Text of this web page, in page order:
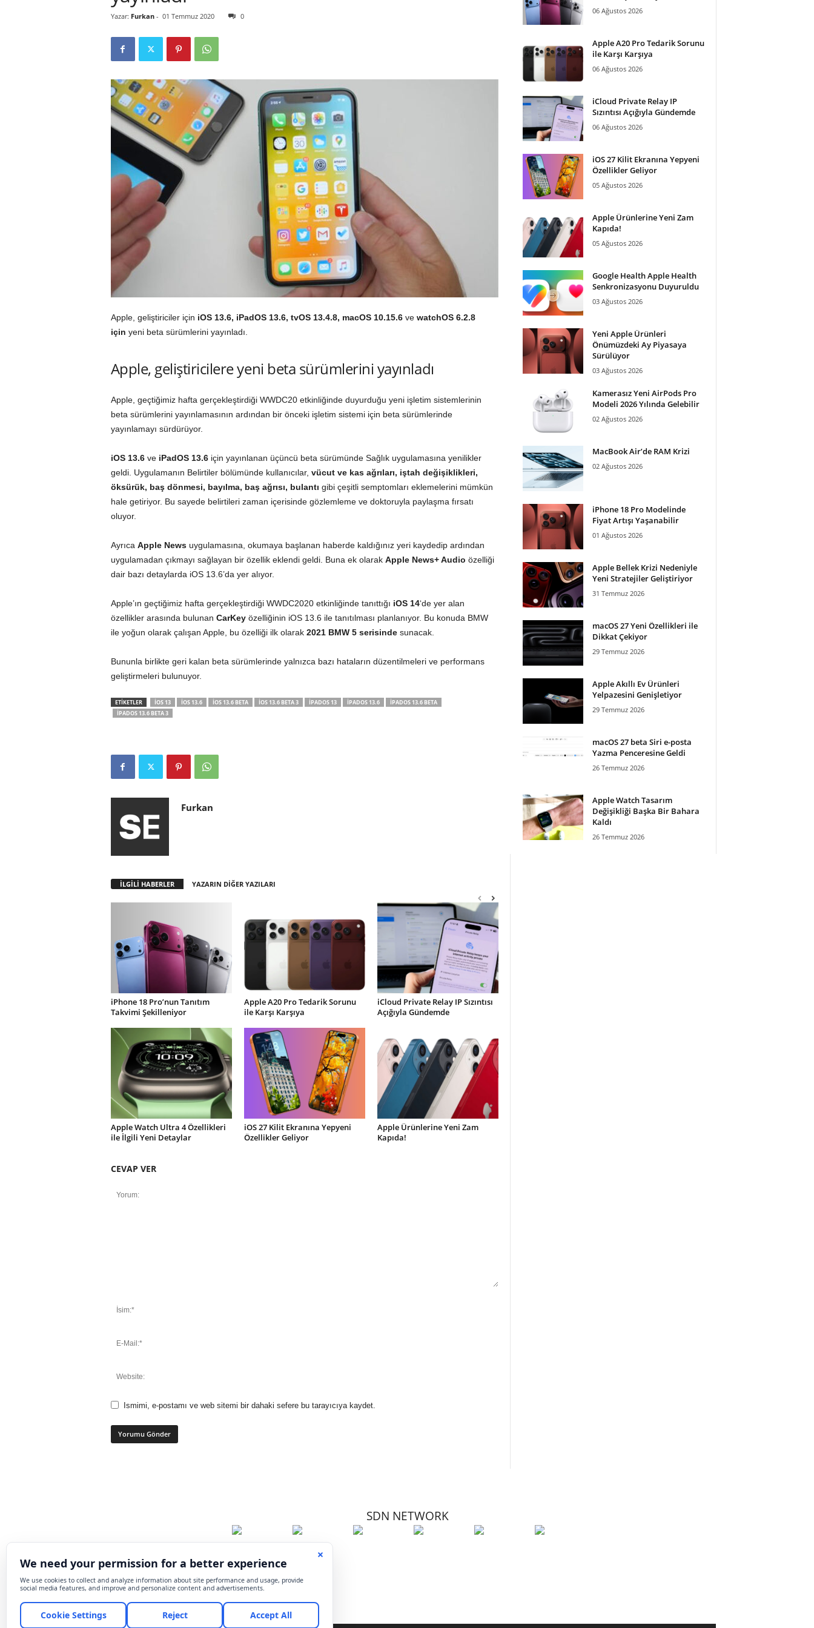
i
l
m
Yazar: Furkan- 01 Temmuz 2020 0
Apple, geliştiriciler için iOS 13.6, iPadOS 13.6, tvOS 13.4.8, macOS 10.15.6ve watchOS 6.2.8
için yeni beta sürümlerini yayınladı
Apple, geliştiricilere yeni beta sürümlerini yayınladı
Apple, geçtiğimiz hafta gerçekleştirdiği WWDC20 etkinliğinde duyurduğu yeni işletim sistemlerinin
beta sürümlerini yayınlamasının ardından bir önceki işletim sistemi için beta sürümlerinde
yayınlamayı sürdürüyor.
iOS 13.6ve iPadOS 13.6için yayınlanan üçüncü beta sürümünde Sağlık uygulamasına yenilikler
geldi. Uygulamanın Belirtiler bölümünde kullanıcılar, vücut ve kas ağrıları, iştah değişiklikleri,
öksürük, baş dönmesi, bayılma, baş ağrısı, bulantı gibi çeşitli semptomları eklemelerini mümkün
hale getiriyor. Bu sayede belirtileri zaman içerisinde gözlemleme ve doktoruyla paylaşma fırsatı
oluyor.
Ayrıca Apple Newsuygulamasına, okumaya başlanan haberde kaldığınız yeri kaydedip ardından
uygulamadan çıkmayı sağlayan bir özellik eklendi geldi. Buna ek olarak Apple News+ Audio özelliği
dair bazı detaylarda iOS 13.6’da yer alıyor.
Apple’ın geçtiğimiz hafta gerçekleştirdiği WWDC2020 etkinliğinde tanıttığı iOS 14‘de yer alan
özellikler arasında bulunan CarKeyözelliğinin iOS 13.6 ile tanıtılması planlanıyor. Bu konuda BMW
ile yoğun olarak çalışan Apple, bu özelliği ilk olarak 2021 BMW 5 serisindesunacak.
Bununla birlikte geri kalan beta sürümlerinde yalnızca bazı hataların düzentilmeleri ve performans
geliştirmeleri bulunuyor.
ETİKETLER IOS 13 IOS 13.6 IOS 13.6 BETA IOS 13.6 BETA 3 IPADOS 13 IPADOS 13.6
IPADOS 13.6 BETA
IPADOS 13.6 BETA 3
Furkan
İLGİLİ HABERLER YAZARIN DİĞER YAZILARI
iPhone 18 Pro’nun Tanıtım
Takvimi Şekilleniyor
Apple A20 Pro Tedarik Sorunu
ile Karşı Karşıya
iCloud Private Relay IP Sızıntısı
Açığıyla Gündemde
Apple Watch Ultra 4 Özellikleri
ile İlgili Yeni Detaylar
iOS 27 Kilit Ekranına Yepyeni
Özellikler Geliyor
Apple Ürünlerine Yeni Zam
Kapıda!
CEVAP VER
Ismimi, e-postamı ve web sitemi bir dahaki sefere bu tarayıcıya kaydet.
06 Ağustos 2026
Apple A20 Pro Tedarik Sorunu
ile Karşı Karşıya
06 Ağustos 2026
iCloud Private Relay IP
Sızıntısı Açığıyla Gündemde
06 Ağustos 2026
iOS 27 Kilit Ekranına Yepyeni
Özellikler Geliyor
05 Ağustos 2026
Apple Ürünlerine Yeni Zam
Kapıda!
05 Ağustos 2026
Google Health Apple Health
Senkronizasyonu Duyuruldu
03 Ağustos 2026
Yeni Apple Ürünleri
Önümüzdeki Ay Piyasaya
Sürülüyor
03 Ağustos 2026
Kamerasız Yeni AirPods Pro
Modeli 2026 Yılında Gelebilir
02 Ağustos 2026
MacBook Air’de RAM Krizi
02 Ağustos 2026
iPhone 18 Pro Modelinde
Fiyat Artışı Yaşanabilir
01 Ağustos 2026
Apple Bellek Krizi Nedeniyle
Yeni Stratejiler Geliştiriyor
31 Temmuz 2026
macOS 27 Yeni Özellikleri ile
Dikkat Çekiyor
29 Temmuz 2026
Apple Akıllı Ev Ürünleri
Yelpazesini Genişletiyor
29 Temmuz 2026
macOS 27 beta Siri e-posta
Yazma Penceresine Geldi
26 Temmuz 2026
Apple Watch Tasarım
Değişikliği Başka Bir Bahara
Kaldı
26 Temmuz 2026
SDN NETWORK